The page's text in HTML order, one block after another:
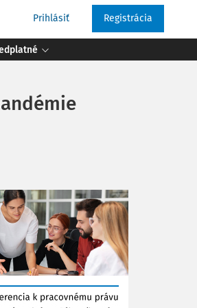
Prihlásiť Registrácia